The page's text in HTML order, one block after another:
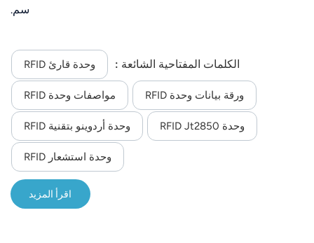
سم.
الكلمات المفتاحية الشائعة : وحدة قارئ RFID
ورقة بيانات وحدة RFID مواصفات وحدة RFID
وحدة RFID Jt2850 وحدة أردوينو بتقنية RFID
وحدة استشعار RFID
اقرأ المزيد